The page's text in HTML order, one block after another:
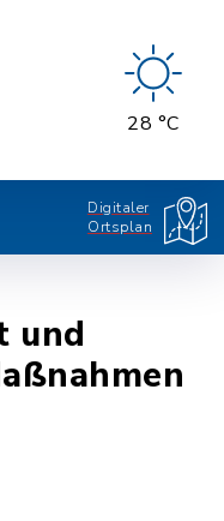
28 °C
Digitaler
Ortsplan
und